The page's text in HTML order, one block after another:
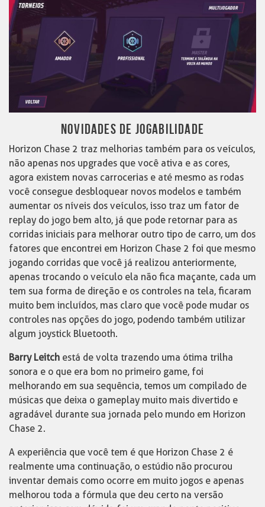
NOVIDADES DE JOGABILIDADE
Horizon Chase 2 traz melhorias também para os veículos,
não apenas nos upgrades que você ativa e as cores,
agora existem novas carrocerias e até mesmo as rodas
você consegue desbloquear novos modelos e também
aumentar os níveis dos veículos, isso traz um fator de
replay do jogo bem alto, já que pode retornar para as
corridas iniciais para melhorar outro tipo de carro, um dos
fatores que encontrei em Horizon Chase 2 foi que mesmo
jogando corridas que você já realizou anteriormente,
apenas trocando o veículo ela não fica maçante, cada um
tem sua forma de direção e os controles na tela, ficaram
muito bem incluídos, mas claro que você pode mudar os
controles nas opções do jogo, podendo também utilizar
algum joystick Bluetooth.
Barry Leitch está de volta trazendo uma ótima trilha
sonora e o que era bom no primeiro game, foi
melhorando em sua sequência, temos um compilado de
músicas que deixa o gameplay muito mais divertido e
agradável durante sua jornada pelo mundo em Horizon
Chase 2.
A experiência que você tem é que Horizon Chase 2 é
realmente uma continuação, o estúdio não procurou
inventar demais como ocorre em muito jogos e apenas
melhorou toda a fórmula que deu certo na versão